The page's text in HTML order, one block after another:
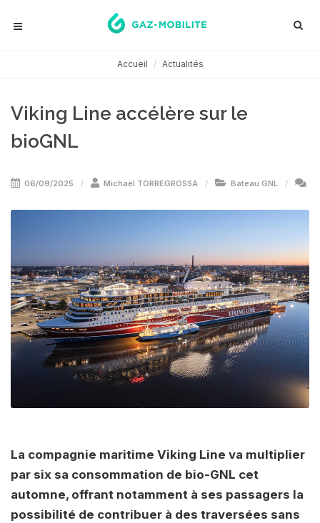
Accueil Actualités
Viking Line accélère sur le
bioGNL
06/09/2025 Michaël TORREGROSSA Bateau GNL
La compagnie maritime Viking Line va multiplier
par six sa consommation de bio-GNL cet
automne, offrant notamment à ses passagers la
possibilité de contribuer à des traversées sans